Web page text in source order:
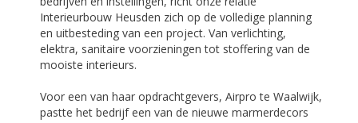
Interieurbouw Heusden zich op de volledige planning
en uitbesteding van een project. Van verlichting,
elektra, sanitaire voorzieningen tot stoffering van de
mooiste interieurs.
Voor een van haar opdrachtgevers, Airpro te Waalwijk,
pastte het bedrijf een van de nieuwe marmerdecors